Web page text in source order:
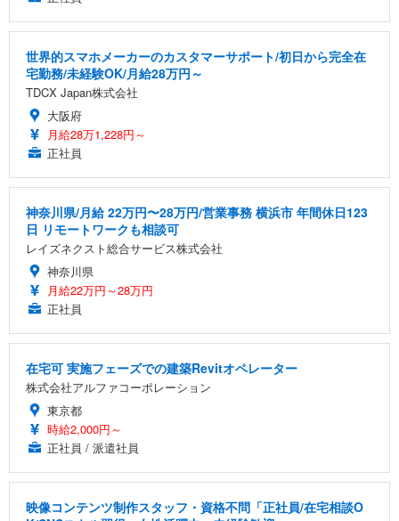
世界的スマホメーカーのカスタマーサポート/初日から完全在
宅勤務/未経験OK/月給28万円～
TDCX Japan株式会社
大阪府
月給28万1,228円～
正社員
神奈川県/月給 22万円〜28万円/営業事務 横浜市 年間休日123
日 リモートワークも相談可
レイズネクスト総合サービス株式会社
神奈川県
月給22万円～28万円
正社員
在宅可 実施フェーズでの建築Revitオペレーター
株式会社アルファコーポレーション
東京都
時給2,000円～
正社員 / 派遣社員
映像コンテンツ制作スタッフ・資格不問「正社員/在宅相談O